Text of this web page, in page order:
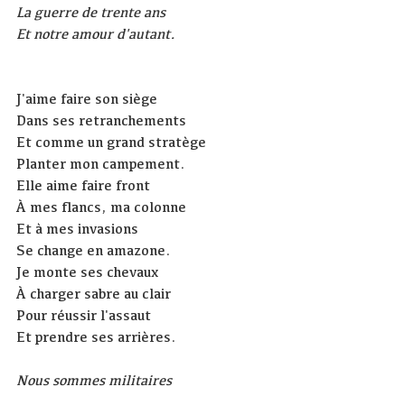
La guerre de trente ans
Et notre amour d'autant.
J'aime faire son siège
Dans ses retranchements
Et comme un grand stratège
Planter mon campement.
Elle aime faire front
À mes flancs, ma colonne
Et à mes invasions
Se change en amazone.
Je monte ses chevaux
À charger sabre au clair
Pour réussir l'assaut
Et prendre ses arrières.
Nous sommes militaires